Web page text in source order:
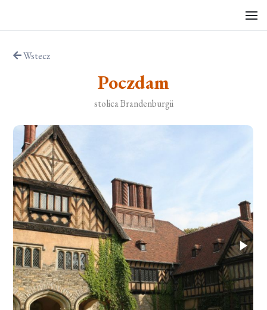
Wstecz
Poczdam
stolica Brandenburgii